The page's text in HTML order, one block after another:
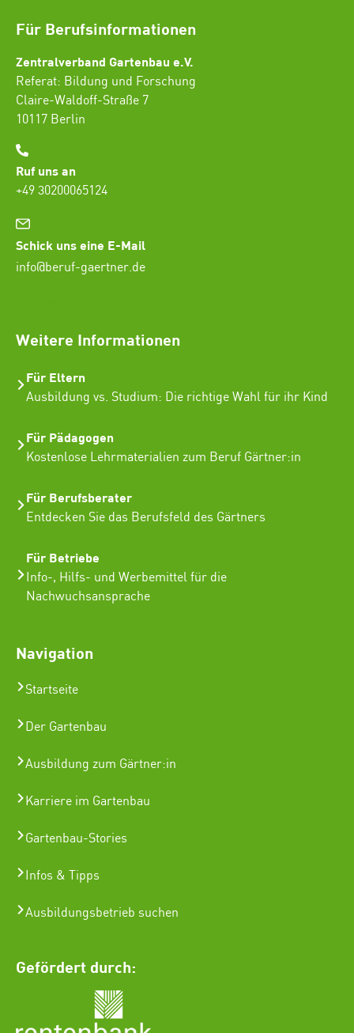
Für Berufsinformationen
Zentralverband Gartenbau e.V.
Referat: Bildung und Forschung
Claire-Waldoff-Straße 7
10117 Berlin
Ruf uns an
+49 30200065124
Schick uns eine E-Mail
info@beruf-gaertner.de
Weitere Informationen
Für Eltern
Ausbildung vs. Studium: Die richtige Wahl für ihr Kind
Für Pädagogen
Kostenlose Lehrmaterialien zum Beruf Gärtner:in
Für Berufsberater
Entdecken Sie das Berufsfeld des Gärtners
Für Betriebe
Info-, Hilfs- und Werbemittel für die
Nachwuchsansprache
Navigation
Startseite
Der Gartenbau
Ausbildung zum Gärtner:in
Karriere im Gartenbau
Gartenbau-Stories
Infos & Tipps
Ausbildungsbetrieb suchen
Gefördert durch: